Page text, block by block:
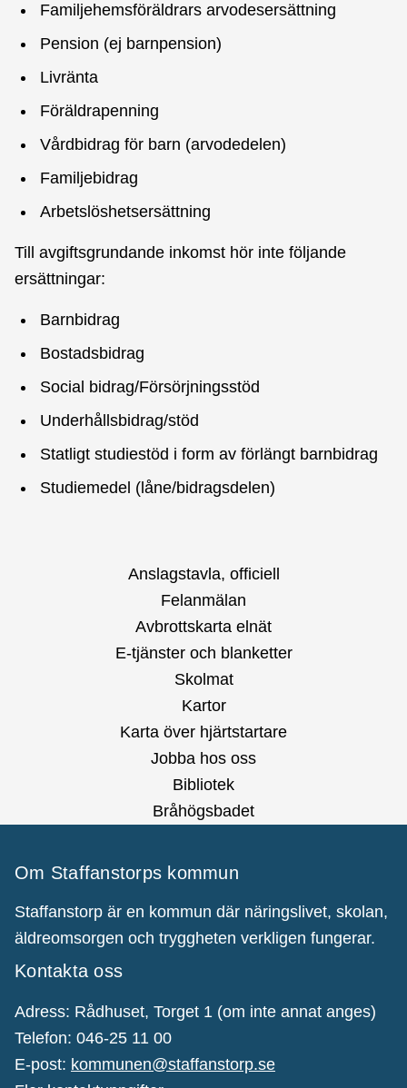
Familjehemsföräldrars arvodesersättning
Pension (ej barnpension)
Livränta
Föräldrapenning
Vårdbidrag för barn (arvodedelen)
Familjebidrag
Arbetslöshetsersättning
Till avgiftsgrundande inkomst hör inte följande
ersättningar:
Barnbidrag
Bostadsbidrag
Social bidrag/Försörjningsstöd
Underhållsbidrag/stöd
Statligt studiestöd i form av förlängt barnbidrag
Studiemedel (låne/bidragsdelen)
Anslagstavla, officiell
Felanmälan
Avbrottskarta elnät
E-tjänster och blanketter
Skolmat
Kartor
Karta över hjärtstartare
Jobba hos oss
Bibliotek
Bråhögsbadet
Om Staffanstorps kommun
Staffanstorp är en kommun där näringslivet, skolan,
äldreomsorgen och tryggheten verkligen fungerar.
Kontakta oss
Adress: Rådhuset, Torget 1 (om inte annat anges)
Telefon: 046-25 11 00
E-post: kommunen@staffanstorp.se